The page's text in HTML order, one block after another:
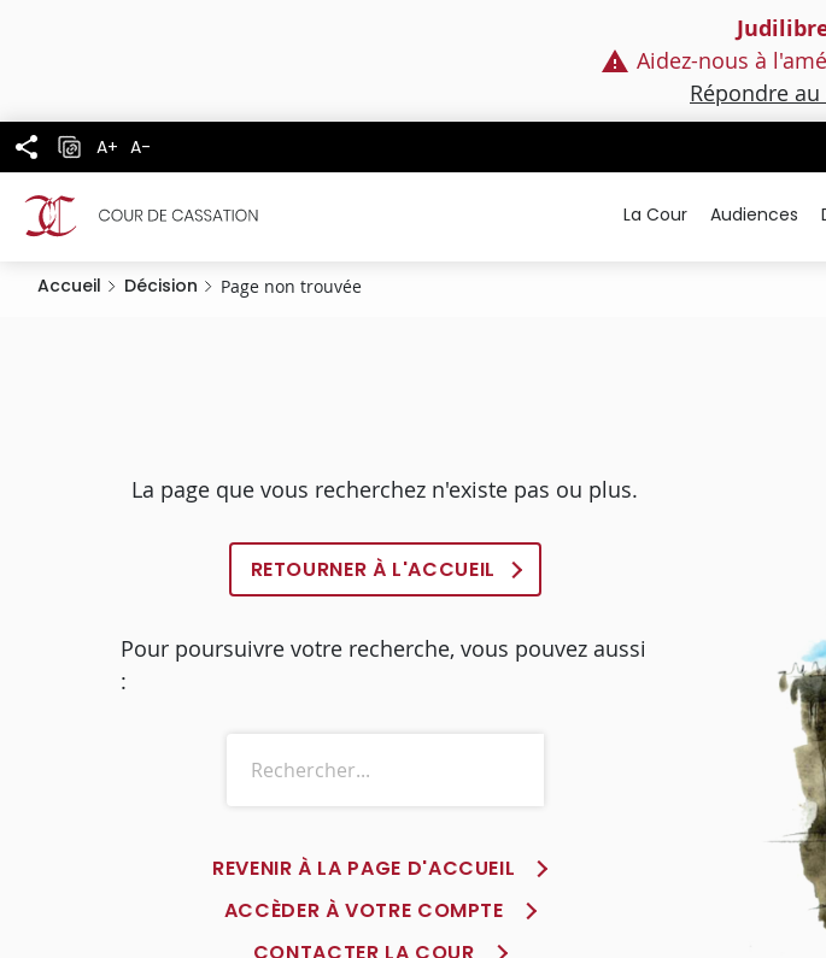
Aidez-nous à
Répondre
A+ A-
La Cour Audiences
Accueil Décision Page non trouvée
La page que vous recherchez n'existe pas ou plus.
RETOURNER À L'ACCUEIL
Pour poursuivre votre recherche, vous pouvez aussi
:
REVENIR À LA PAGE D'ACCUEIL
ACCÈDER À VOTRE COMPTE